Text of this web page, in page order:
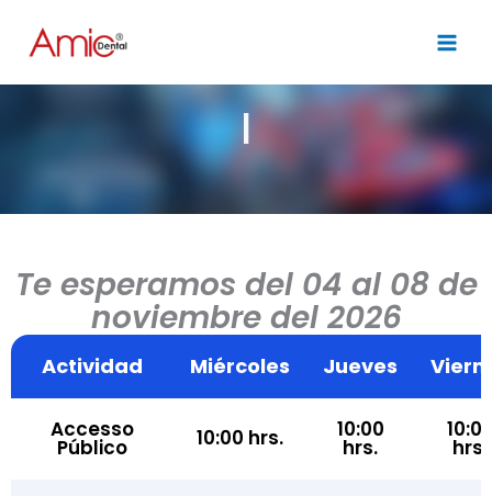
Ace
Te esperamos del 04 al 08 de
noviembre del 2026
Actividad Miércoles Jueves
Accesso
Público 10:00 hrs. 10:00
hrs. hrs.